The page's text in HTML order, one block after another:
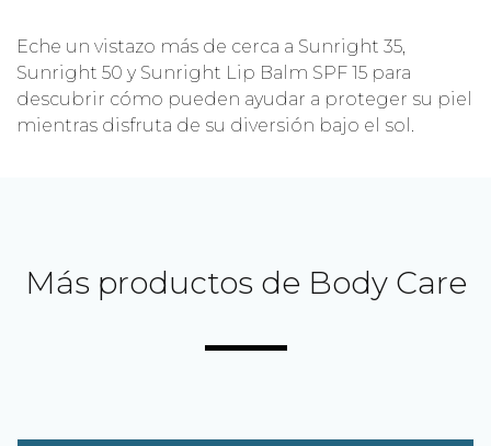
Eche un vistazo más de cerca a Sunright 35,
Sunright 50 y Sunright Lip Balm SPF 15 para
descubrir cómo pueden ayudar a proteger su piel
mientras disfruta de su diversión bajo el sol.
Más productos de Body Care